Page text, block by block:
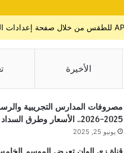
الأخيرة
مصروفات المدارس التجريبية
2025-2026.. الأسعار وطرق السداد
يونيو 25, 2025